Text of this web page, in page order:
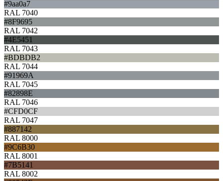
#9aa0a7
RAL 7040
#8F9695
RAL 7042
#4E5451
RAL 7043
#BDBDB2
RAL 7044
#91969A
RAL 7045
#82898E
RAL 7046
#CFD0CF
RAL 7047
#887142
RAL 8000
#9C6B30
RAL 8001
#7B5141
RAL 8002